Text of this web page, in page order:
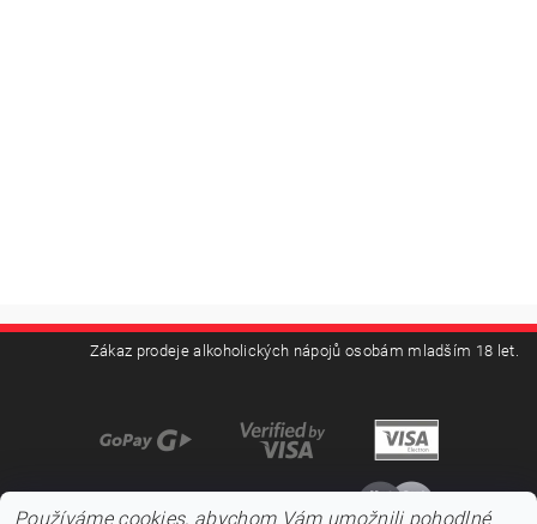
Zákaz prodeje alkoholických nápojů osobám mladším 18 let.
Používáme cookies, abychom Vám umožnili pohodlné